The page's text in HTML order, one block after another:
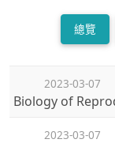
總覽
2023-03-07
Biology of
2023-03-07